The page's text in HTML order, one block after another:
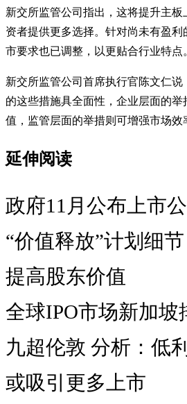
新交所监管公司指出，这将提升主
资者提供更多选择。针对尚未有盈利
市要求也已调整，以更贴合行业特点
新交所监管公司首席执行官陈文仁
的这些措施具全面性，企业层面的
值，监管层面的举措则可增强市场效
延伸阅读
政府11月公布上市
“价值释放”计划细
提高股东价值
全球IPO市场新加坡
九超伦敦 分析：低
或吸引更多上市